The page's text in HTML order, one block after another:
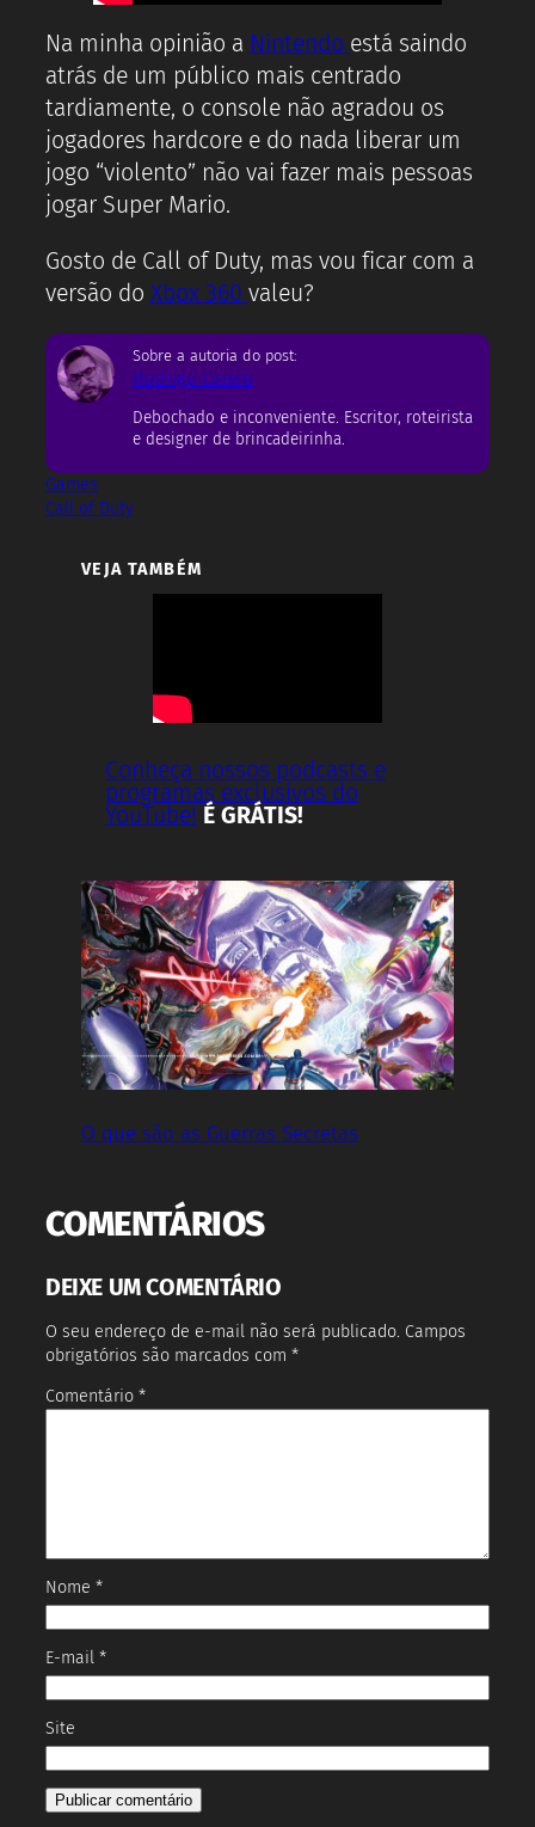
Na minha opinião a Nintendo está saindo
atrás de um público mais centrado
tardiamente, o console não agradou os
jogadores hardcore e do nada liberar um
jogo “violento” não vai fazer mais pessoas
jogar Super Mario.
Gosto de Call of Duty, mas vou ficar com a
versão do Xbox 360 valeu?
Sobre a autoria do post:
Rodrigo Castro
Debochado e inconveniente. Escritor, roteirista
e designer de brincadeirinha.
Games
Call of Duty
VEJA TAMBÉM
Conheça nossos podcasts e
programas exclusivos do
YouTube! É GRÁTIS!
O que são as Guerras Secretas
COMENTÁRIOS
DEIXE UM COMENTÁRIO
O seu endereço de e-mail não será publicado. Campos
obrigatórios são marcados com *
Comentário *
Nome *
E-mail *
Site